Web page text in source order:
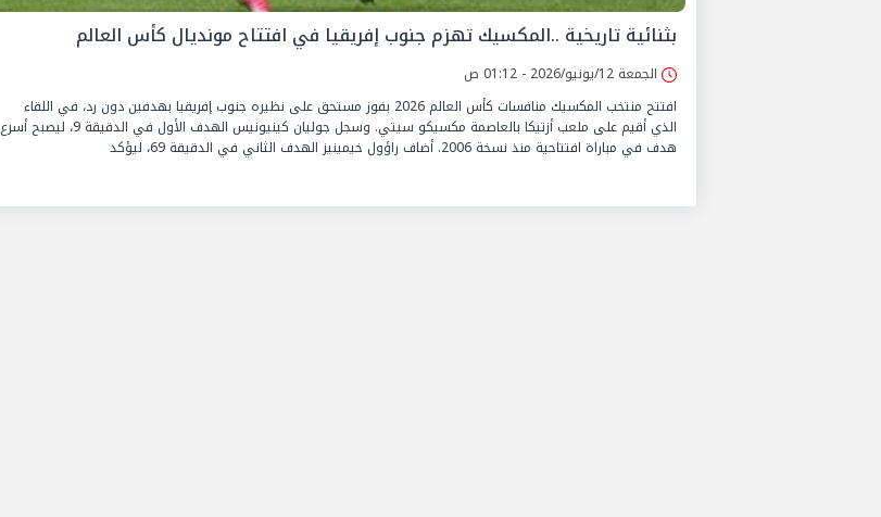
بثنائية تاريخية ..المكسيك تهزم جنوب إفريقيا في افتتاح مونديال كأس العالم
الجمعة 12/يونيو/2026 - 01:12 ص
افتتح منتخب المكسيك منافسات كأس العالم 2026 بفوز مستحق على نظيره جنوب إفريقيا بهدفين دون رد، في اللقاء
الذي أقيم على ملعب أزتيكا بالعاصمة مكسيكو سيتي. وسجل جوليان كينيونيس الهدف الأول في الدقيقة 9، ليصبح أسرع
هدف في مباراة افتتاحية منذ نسخة 2006. أضاف راؤول خيمينيز الهدف الثاني في الدقيقة 69، ليؤكد